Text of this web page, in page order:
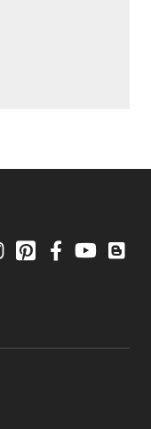
InstagramPinterestFacebookYouTube